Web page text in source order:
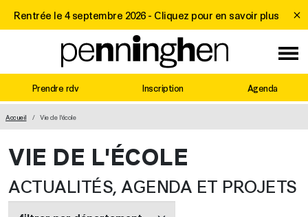
Rentrée le 4 septembre 2026 - Cliquez pour en savoir plus
Prendre rdv Inscription Agenda
MAIN NAVIGATION
Accueil Vie de l'école
VIE DE L'ÉCOLE
ACTUALITÉS, AGENDA ET PROJETS